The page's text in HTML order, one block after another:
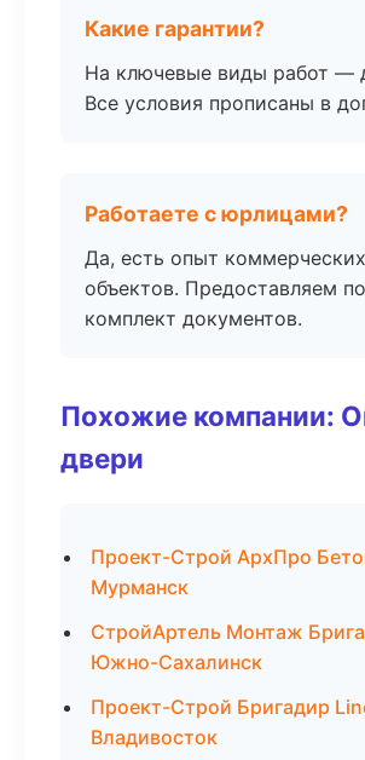
Какие гарантии?
На ключевые виды работ —
Все условия прописаны в
Работаете с юрлицами?
Да, есть опыт коммерческих
объектов. Предоставляем
комплект документов.
Похожие компании:
двери
Проект-Строй АрхПро
Мурманск
СтройАртель Монтаж
Южно-Сахалинск
Проект-Строй Бригадир
Владивосток